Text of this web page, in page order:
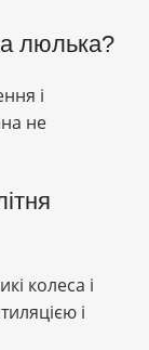
люлька?
і
не
колеса і
і